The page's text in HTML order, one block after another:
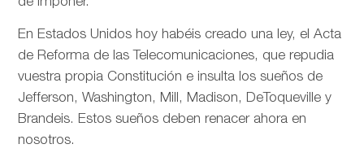
En Estados Unidos hoy habéis creado una ley, el Acta
de Reforma de las Telecomunicaciones, que repudia
vuestra propia Constitución e insulta los sueños de
Jefferson, Washington, Mill, Madison, DeToqueville y
Brandeis. Estos sueños deben renacer ahora en
nosotros.